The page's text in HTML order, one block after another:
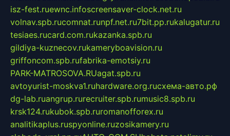
isz-fest.ruewnc.infoscreensaver-clock.net.ru
volnav.spb.rucomnat.runpf.net.ru7bit.pp.rukalugatur.ru
tesiaes.rucard.com.rukazanka.spb.ru
gildiya-kuznecov.rukameryboavision.ru
griffoncom.spb.rufabrika-emotsiy.ru
PARK-MATROSOVA.RUagat.spb.ru
avtoyurist-moskva1.ruhardware.org.ruсхема-авто.рф
dg-lab.ruangrup.rurecruiter.spb.rumusic8.spb.ru
krsk124.rukubok.spb.ruromanofforex.ru
analitikaplus.ruspyonline.ruzosikamery.ru